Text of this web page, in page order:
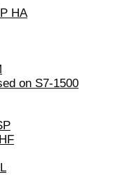
HA
on S7-1500